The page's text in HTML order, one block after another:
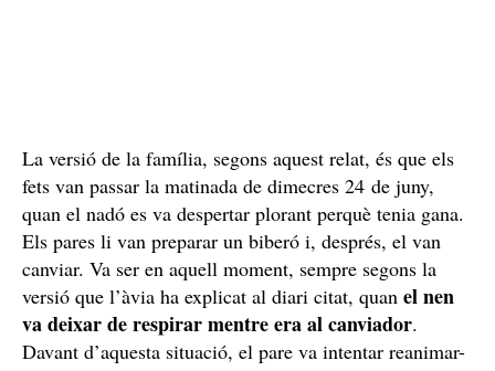
La versió de la família, segons aquest relat, és que els
fets van passar la matinada de dimecres 24 de juny,
quan el nadó es va despertar plorant perquè tenia gana.
Els pares li van preparar un biberó i, després, el van
canviar. Va ser en aquell moment, sempre segons la
versió que l’àvia ha explicat al diari citat, quan el nen
va deixar de respirar mentre era al canviador.
Davant d’aquesta situació, el pare va intentar reanimar-